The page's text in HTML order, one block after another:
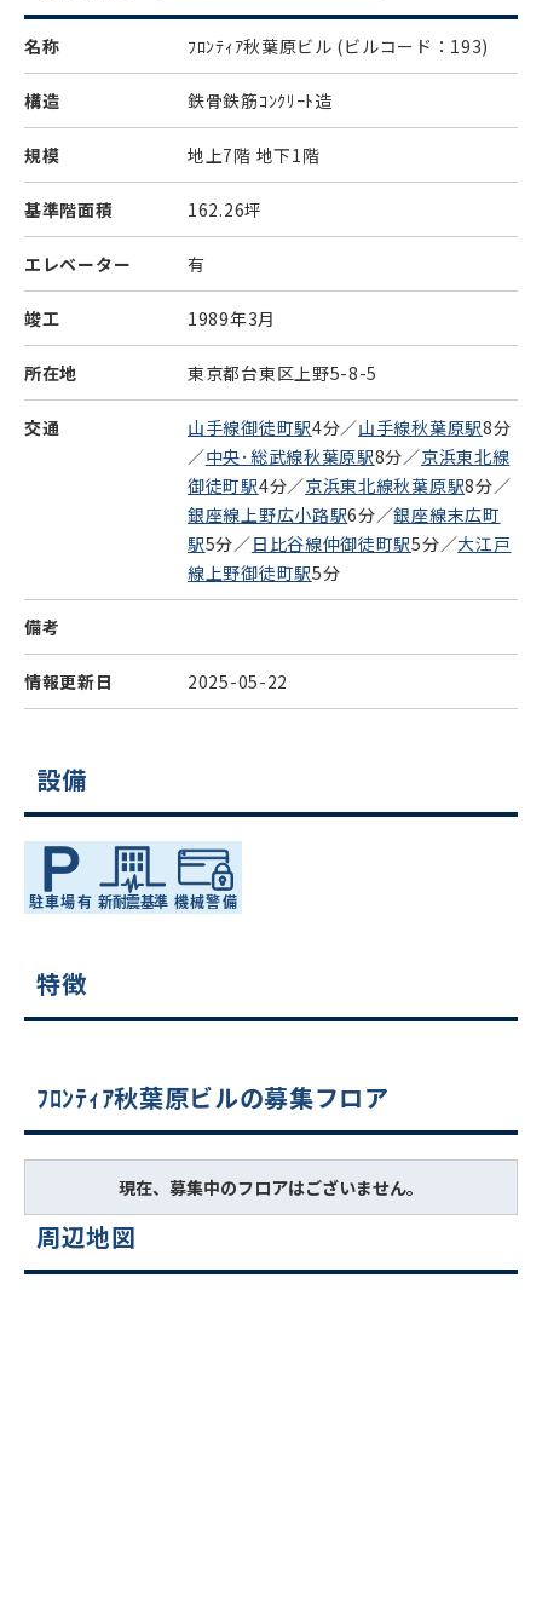
名称 ﾌﾛﾝﾃｨｱ秋葉原ビル (ビルコード：193)
構造 鉄骨鉄筋ｺﾝｸﾘｰﾄ造
規模 地上7階 地下1階
基準階面積 162.26坪
エレベーター 有
竣工 1989年3月
所在地 東京都台東区上野5-8-5
交通 山手線御徒町駅4分／山手線秋葉原駅8分
／中央･総武線秋葉原駅8分／京浜東北線
御徒町駅4分／京浜東北線秋葉原駅8分／
銀座線上野広小路駅6分／銀座線末広町
駅5分／日比谷線仲御徒町駅5分／大江戸
線上野御徒町駅5分
備考
情報更新日 2025-05-22
設備
特徴
ﾌﾛﾝﾃｨｱ秋葉原ビルの募集フロア
現在、募集中のフロアはございません。
周辺地図